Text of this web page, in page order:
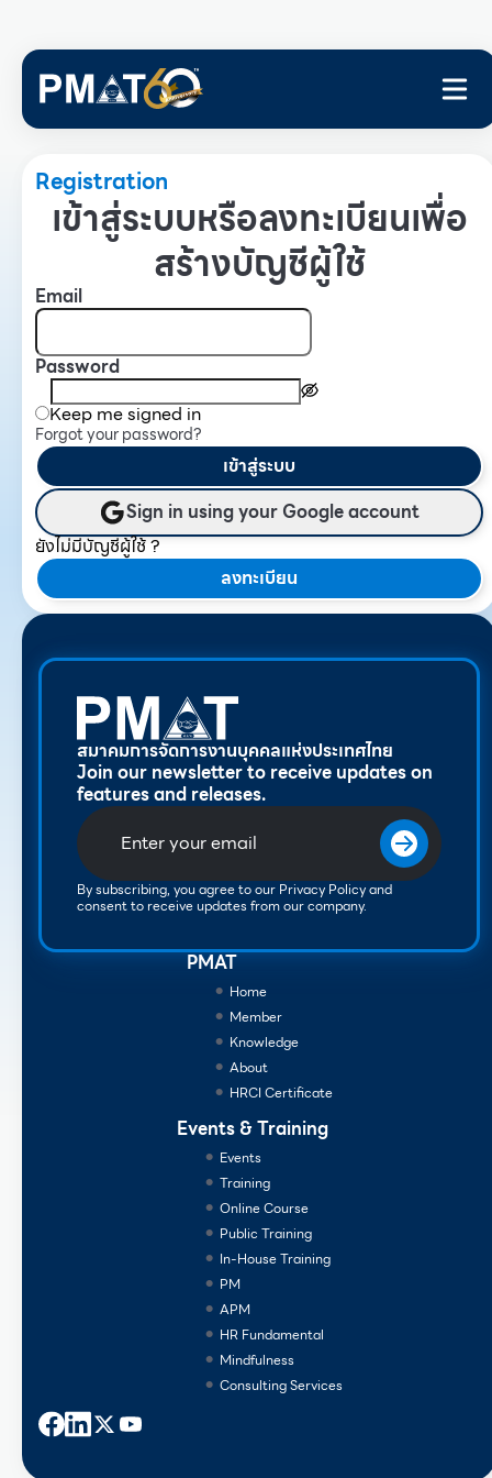
Registration
เข้าสู่ระบบหรือลงทะเบียนเพื่อ
สร้างบัญชีผู้ใช้
Email
Password
Keep me signed in
Forgot your password?
เข้าสู่ระบบ
Sign in using your Google account
ยังไม่มีบัญชีผู้ใช้ ?
ลงทะเบียน
สมาคมการจัดการงานบุคคลแห่งประเทศไทย
Join our newsletter to receive updates on
features and releases.
By subscribing, you agree to our Privacy Policy and
consent to receive updates from our company.
PMAT
Home
Member
Knowledge
About
HRCI Certificate
Events & Training
Events
Training
Online Course
Public Training
In-House Training
PM
APM
HR Fundamental
Mindfulness
Consulting Services